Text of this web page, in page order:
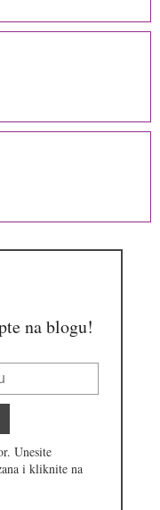
na blogu!
Unesite
i kliknite na